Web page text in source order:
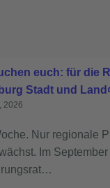
euch: für die
Stadt und
2026
Nur regionale
Im